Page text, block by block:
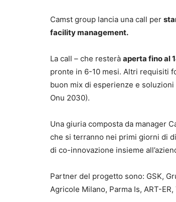
Camst group lancia una call per
facility management.
La call – che resterà aperta fino al
pronte in 6-10 mesi. Altri requisiti
buon mix di esperienze e
Onu 2030).
Una giuria composta da manager
che si terranno nei primi giorni di
di co-innovazione insieme
Partner del progetto sono: GSK,
Agricole Milano, Parma Is, ART-